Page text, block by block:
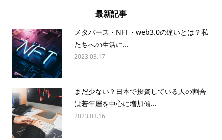
最新記事
メタバース・NFT・web3.0の違いとは？私
たちへの生活に...
2023.03.17
まだ少ない？日本で投資している人の割合
は若年層を中心に増加傾...
2023.03.16